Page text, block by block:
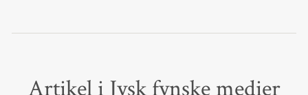
Artikel i Jysk fynske medier